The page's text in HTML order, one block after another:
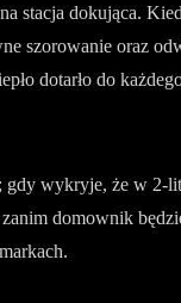
stacja dokująca.
szorowanie oraz
dotarło do
wykryje, że w 2-
domownik